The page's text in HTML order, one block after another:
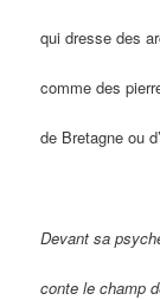
qui dresse des
comme des
de Bretagne ou
Devant sa
conte le champ